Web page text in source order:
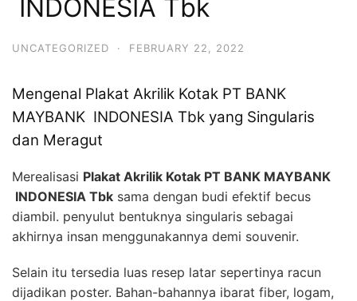
INDONESIA Tbk
UNCATEGORIZED · FEBRUARY 22, 2022
Mengenal Plakat Akrilik Kotak PT BANK
MAYBANK INDONESIA Tbk yang Singularis
dan Meragut
Merealisasi Plakat Akrilik Kotak PT BANK MAYBANK
INDONESIA Tbk sama dengan budi efektif becus
diambil. penyulut bentuknya singularis sebagai
akhirnya insan menggunakannya demi souvenir.
Selain itu tersedia luas resep latar sepertinya racun
dijadikan poster. Bahan-bahannya ibarat fiber, logam,